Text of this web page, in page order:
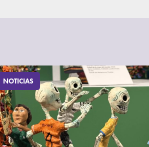
NOTICIAS